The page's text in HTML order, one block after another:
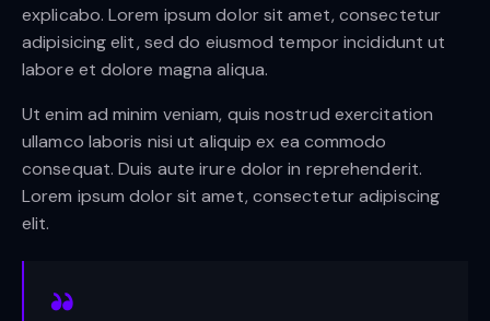
explicabo. Lorem ipsum dolor sit amet, consectetur
adipisicing elit, sed do eiusmod tempor incididunt ut
labore et dolore magna aliqua.
Ut enim ad minim veniam, quis nostrud exercitation
ullamco laboris nisi ut aliquip ex ea commodo
consequat. Duis aute irure dolor in reprehenderit.
Lorem ipsum dolor sit amet, consectetur adipiscing
elit.